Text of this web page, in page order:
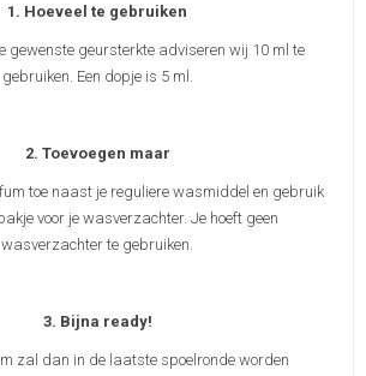
1. Hoeveel te gebruiken
gewenste geursterkte adviseren wij 10 ml te
gebruiken. Een dopje is 5 ml.
2. Toevoegen maar
toe naast je reguliere wasmiddel en gebruik
voor je wasverzachter. Je hoeft geen
wasverzachter te gebruiken.
3. Bijna ready!
zal dan in de laatste spoelronde worden